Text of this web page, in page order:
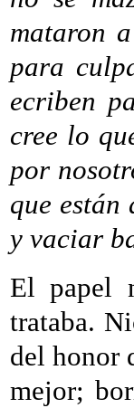
mataron
para
ecriben
cree lo
por
que
y vaciar
El papel
trataba.
del honor
mejor;